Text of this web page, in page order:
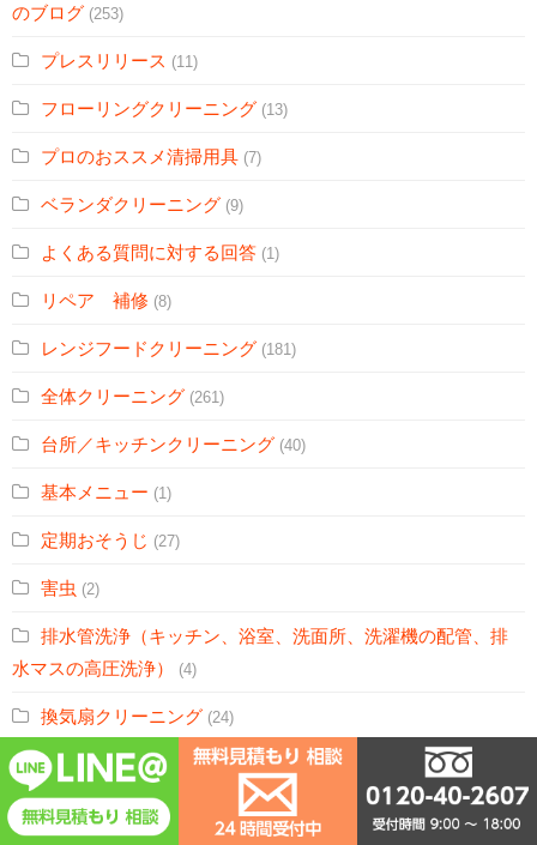
のブログ (253)
プレスリリース (11)
フローリングクリーニング (13)
プロのおススメ清掃用具 (7)
ベランダクリーニング (9)
よくある質問に対する回答 (1)
リペア 補修 (8)
レンジフードクリーニング (181)
全体クリーニング (261)
台所／キッチンクリーニング (40)
基本メニュー (1)
定期おそうじ (27)
害虫 (2)
排水管洗浄（キッチン、浴室、洗面所、洗濯機の配管、排
水マスの高圧洗浄）
(4)
換気扇クリーニング (24)
水まわりセットＡ (89)
水まわりセットＢ